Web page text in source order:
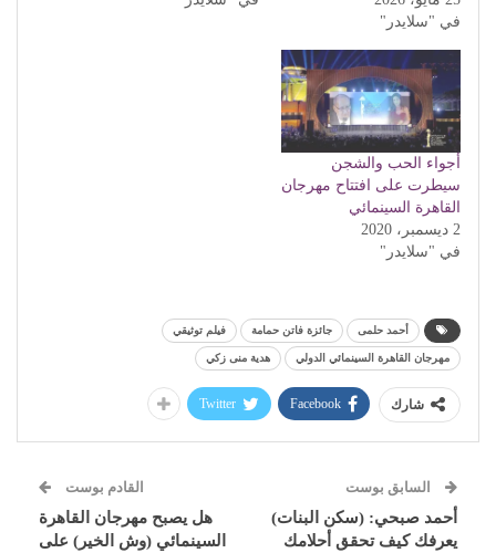
في "سلايدر"
أجواء الحب والشجن
سيطرت على افتتاح مهرجان
القاهرة السينمائي
2 ديسمبر، 2020
في "سلايدر"
أحمد حلمى جائزة فاتن حمامة فيلم توثيقي
مهرجان القاهرة السينمائي الدولي هدية منى زكي
شارك Facebook
Twitter
السابق بوست
أحمد صبحي: (سكن البنات)
يعرفك كيف تحقق أحلامك
القادم بوست
هل يصبح مهرجان القاهرة
السينمائي (وش الخير) على